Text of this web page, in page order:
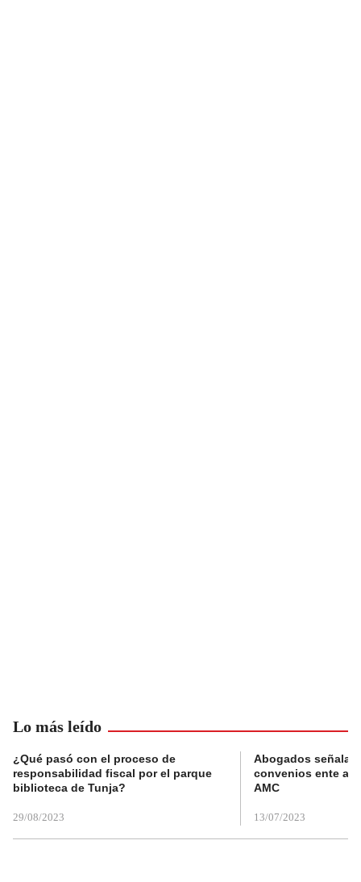
Lo más leído
¿Qué pasó con el proceso de
responsabilidad fiscal por el parque
biblioteca de Tunja?
29/08/2023
Abogados
convenios ente
AMC
13/07/2023